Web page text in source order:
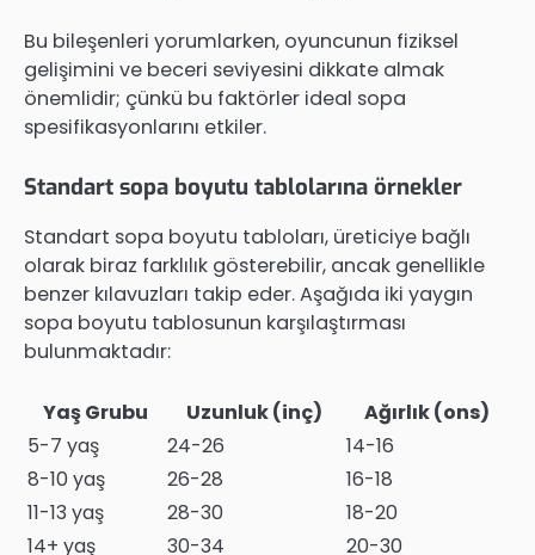
Bu bileşenleri yorumlarken, oyuncunun fiziksel
gelişimini ve beceri seviyesini dikkate almak
önemlidir; çünkü bu faktörler ideal sopa
spesifikasyonlarını etkiler.
Standart sopa boyutu tablolarına örnekler
Standart sopa boyutu tabloları, üreticiye bağlı
olarak biraz farklılık gösterebilir, ancak genellikle
benzer kılavuzları takip eder. Aşağıda iki yaygın
sopa boyutu tablosunun karşılaştırması
bulunmaktadır:
Yaş Grubu Uzunluk (inç)
Ağırlık (ons)
5-7 yaş
24-26
14-16
8-10 yaş
26-28
16-18
11-13 yaş
28-30
18-20
14+ yaş
30-34 20-30